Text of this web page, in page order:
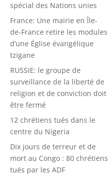
spécial des Nations unies
France: Une mairie en Île-
de-France retire les modules
d’une Église évangélique
tzigane
RUSSIE: le groupe de
surveillance de la liberté de
religion et de conviction doit
être fermé
12 chrétiens tués dans le
centre du Nigeria
Dix jours de terreur et de
mort au Congo : 80 chrétiens
tués par les ADF